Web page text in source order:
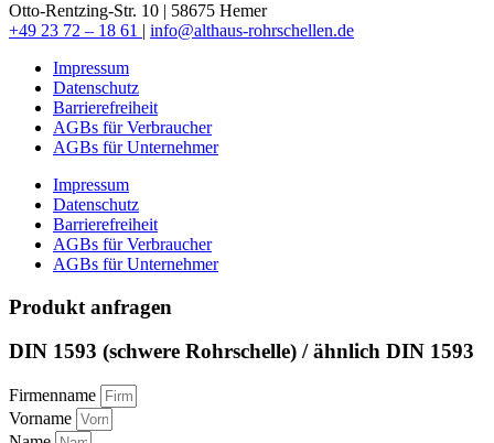
Otto-Rentzing-Str. 10 | 58675 Hemer
+49 23 72 – 18 61 | info@althaus-rohrschellen.de
Impressum
Datenschutz
Barrierefreiheit
AGBs für Verbraucher
AGBs für Unternehmer
Impressum
Datenschutz
Barrierefreiheit
AGBs für Verbraucher
AGBs für Unternehmer
Produkt anfragen
DIN 1593 (schwere Rohrschelle) / ähnlich DIN 1593
Firmenname
Vorname